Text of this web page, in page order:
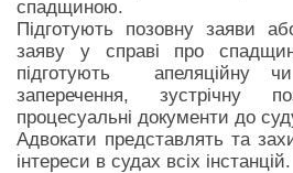
спадщиною.
Підготують позовну заяви
заяву у справі про
підготують апеляційну чи
заперечення, зустрічну
процесуальні документи до
Адвокати представлять та
інтереси в судах всіх інстанцій.